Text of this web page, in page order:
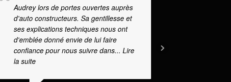
Audrey lors de portes ouvertes auprès
d'auto constructeurs. Sa gentillesse et
ses explications techniques nous ont
d'emblée donné envie de lui faire
confiance pour nous suivre dans... Lire
la suite